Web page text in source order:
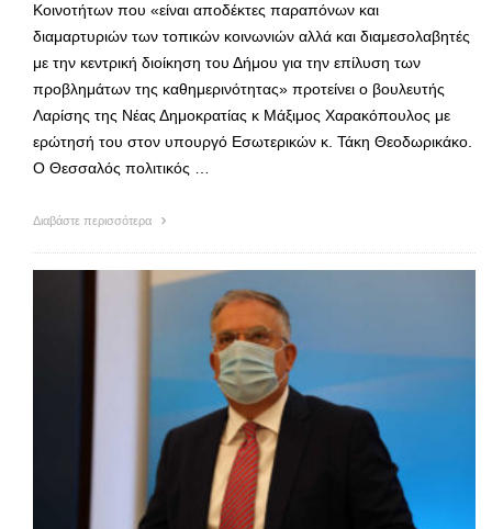
Κοινοτήτων που «είναι αποδέκτες παραπόνων και
διαμαρτυριών των τοπικών κοινωνιών αλλά και διαμεσολαβητές
με την κεντρική διοίκηση του Δήμου για την επίλυση των
προβλημάτων της καθημερινότητας» προτείνει ο βουλευτής
Λαρίσης της Νέας Δημοκρατίας κ Μάξιμος Χαρακόπουλος με
ερώτησή του στον υπουργό Εσωτερικών κ. Τάκη Θεοδωρικάκο.
Ο Θεσσαλός πολιτικός …
Διαβάστε περισσότερα